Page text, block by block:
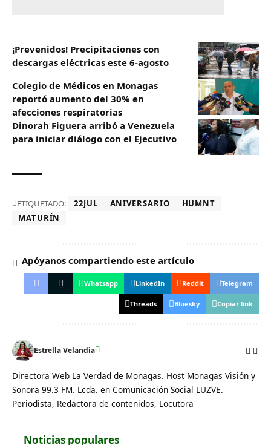
¡Prevenidos! Precipitaciones con
descargas eléctricas este 6-agosto
Colegio de Médicos en Monagas
reportó aumento del 30% en
afecciones respiratorias
Dinorah Figuera arribó a Venezuela
para iniciar diálogo con el Ejecutivo
ETIQUETADO: 22JUL ANIVERSARIO
HUMNT
MATURÍN
Apóyanos compartiendo este artículo
Whatsapp LinkedIn Reddit Telegram
Threads Bluesky Copiar link
Estrella Velandia
Directora Web La Verdad de Monagas. Host Monagas Visión y
Sonora 99.3 FM. Lcda. en Comunicación Social LUZVE.
Periodista, Redactora de contenidos, Locutora
Noticias populares